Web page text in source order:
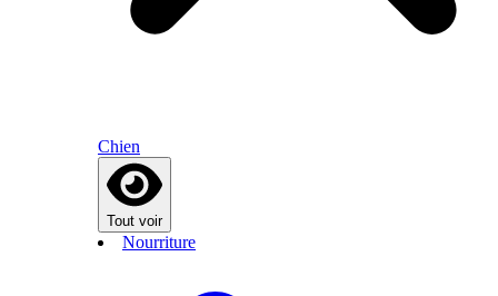
Chien
Tout voir
Nourriture